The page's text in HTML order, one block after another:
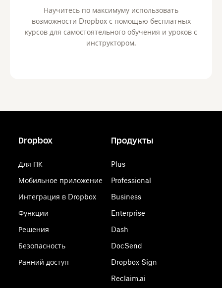
Научитесь по максимуму использовать
возможности Dropbox с помощью бесплатных
курсов для самостоятельного обучения и уроков с
инструктором.
Dropbox
Для ПК
Мобильное приложение
Интеграция в Dropbox
Функции
Решения
Безопасность
Ранний доступ
Продукты
Plus
Professional
Business
Enterprise
Dash
DocSend
Dropbox Sign
Reclaim.ai